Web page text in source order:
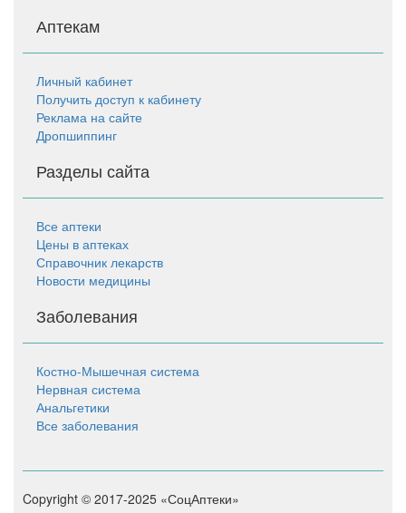
Аптекам
Личный кабинет
Получить доступ к кабинету
Реклама на сайте
Дропшиппинг
Разделы сайта
Все аптеки
Цены в аптеках
Справочник лекарств
Новости медицины
Заболевания
Костно-Мышечная система
Нервная система
Анальгетики
Все заболевания
Copyright © 2017-2025 «СоцАптеки»